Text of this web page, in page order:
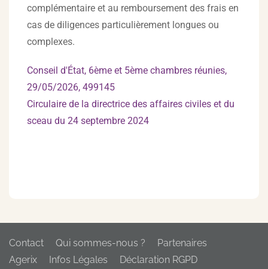
complémentaire et au remboursement des frais en
cas de diligences particulièrement longues ou
complexes.
Conseil d'État, 6ème et 5ème chambres réunies,
29/05/2026, 499145
Circulaire de la directrice des affaires civiles et du
sceau du 24 septembre 2024
Contact Qui sommes-nous ?
Partenaires
Agerix
Infos Légales Déclaration RGPD